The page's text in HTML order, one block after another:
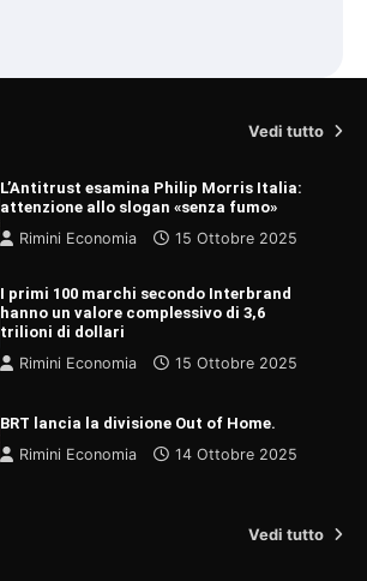
Vedi tutto
L’Antitrust esamina Philip Morris Italia:
attenzione allo slogan «senza fumo»
Rimini Economia
15 Ottobre 2025
I primi 100 marchi secondo Interbrand
hanno un valore complessivo di 3,6
trilioni di dollari
Rimini Economia
15 Ottobre 2025
BRT lancia la divisione Out of Home.
Rimini Economia
14 Ottobre 2025
Vedi tutto